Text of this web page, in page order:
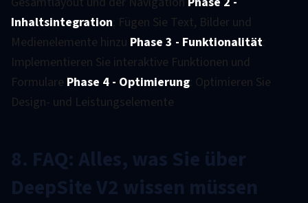
Inhaltsintegration: Fügen Sie Text, Bilder und
Medienelemente hinzu Phase 3 - Funktionalität:
Implementieren Sie interaktive Funktionen und
Formulare Phase 4 - Optimierung: Optimieren Sie
Design- und Leistungselemente
8. FAQ: Alles, was Sie über
DeepSite V2 wissen müssen